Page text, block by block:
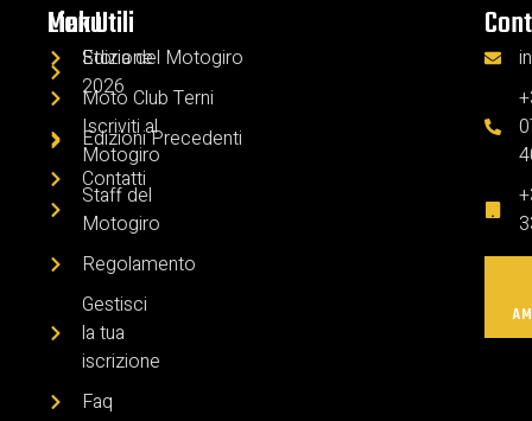
Menu
Edizione
2026
Iscriviti al
Motogiro
Staff del
Motogiro
Regolamento
Gestisci
la tua
iscrizione
Faq
Link Utili
Storia del Motogiro
Moto Club Terni
Edizioni Precedenti
Contatti